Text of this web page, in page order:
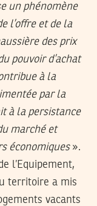
un phénomène
l’offre et de la
des prix
pouvoir d’achat
à la
par la
à la persistance
marché et
économiques ».
l’Equipement,
territoire a mis
vacants